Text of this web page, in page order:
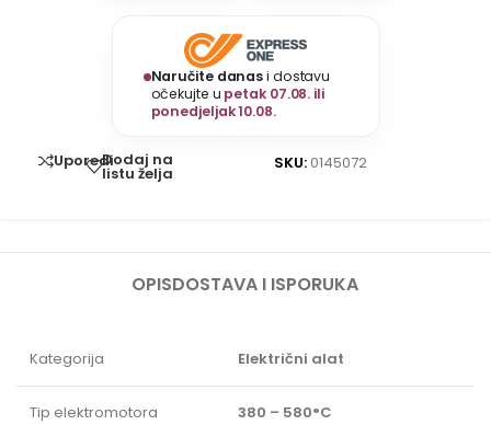
Naručite danasi dostavu
očekujte u petak 07.08. ili
ponedjeljak 10.08.
UporediDodaj na
listu želja
SKU: 0145072
OPISDOSTAVA I ISPORUKA
Kategorija Električni alat
Tip elektromotora 380 – 580°C